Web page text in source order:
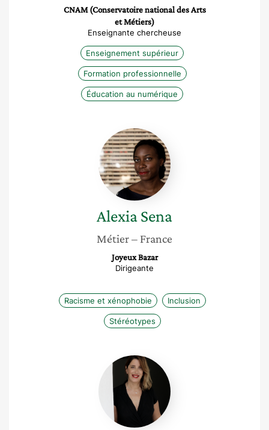
CNAM (Conservatoire national des Arts
et Métiers)
Enseignante chercheuse
Enseignement supérieur
Formation professionnelle
Éducation au numérique
Alexia
Sena
AlexiaSena
Métier– France
Joyeux Bazar
Dirigeante
Racisme et xénophobie Inclusion
Stéréotypes
Romy
Zucchet